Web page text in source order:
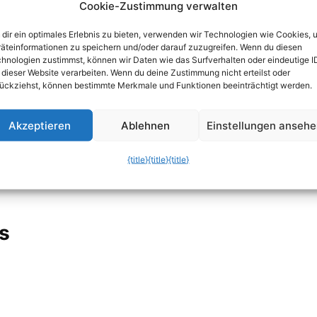
find-Syntax: Datei-Suche im…
Terminal“: Warum du alte…
Software zu installieren: Warum…
Warum du 'sudo !!' kennen musst
Wie du mit Python sofort…
Steroiden: Wie du deine…
Cookie-Zustimmung verwalten
dir ein optimales Erlebnis zu bieten, verwenden wir Technologien wie Cookies,
zu speichern und/oder darauf zuzugreifen. Wenn du diesen
zustimmst, können wir Daten wie das Surfverhalten oder eindeutige
Website verarbeiten. Wenn du deine Zustimmung nicht erteilst oder
können bestimmte Merkmale und Funktionen beeinträchtigt werden.
Akzeptieren Ablehnen Einstellungen
{title}{title}{title}